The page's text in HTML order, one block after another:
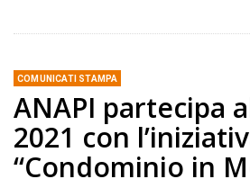
COMUNICATI STAMPA
ANAPI partecipa
2021 con
“Condominio in